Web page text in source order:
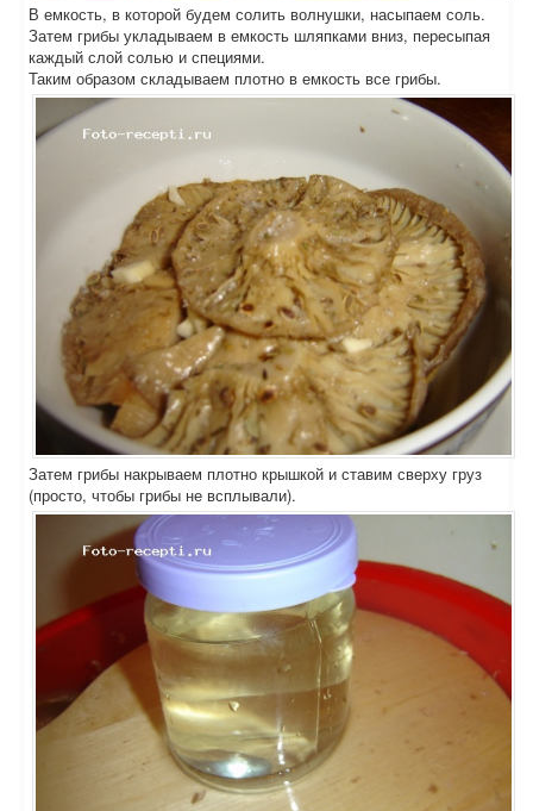
В емкость, в которой будем солить волнушки, насыпаем соль.
Затем грибы укладываем в емкость шляпками вниз, пересыпая
каждый слой солью и специями.
Таким образом складываем плотно в емкость все грибы.
Затем грибы накрываем плотно крышкой и ставим сверху груз
(просто, чтобы грибы не всплывали).